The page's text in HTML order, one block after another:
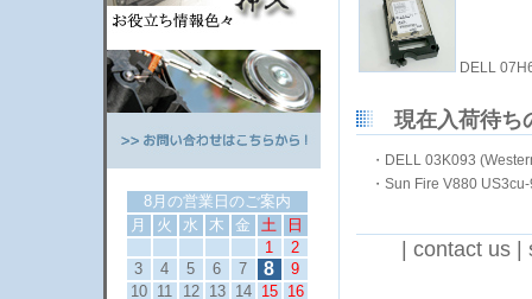
8月の営業日のご案内
月
火 水 木 金 土
日
1
2
3
4 5 6 7 8
9
10
11 12 13 14 15 16
DELL
現在入荷待ち
・ DELL 03K093
・ Sun Fire V880
|contact us |